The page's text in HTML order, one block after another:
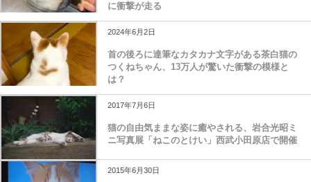
に衝撃が走る
2024年6月2日
首の後ろに達筆なカタカナ文字がある茶白猫の
つくねちゃん、13万人が驚いた衝撃の模様と
は？
2017年7月6日
猫の自由気ままな姿に癒やされる、岩合光昭ミ
ニ写真展「ねこのとけい」西武小田原店で開催
2015年6月30日